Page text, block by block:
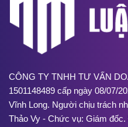
CÔNG TY TNHH TƯ VẤN
1501148489 cấp ngày 08/07/
Vĩnh Long. Người chịu trách
Thảo Vy - Chức vụ: Giám